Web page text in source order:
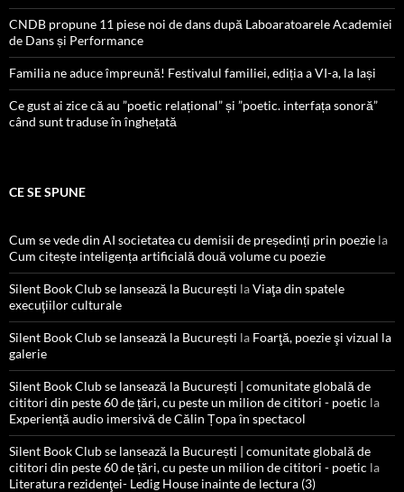
CNDB propune 11 piese noi de dans după Laboaratoarele Academiei
de Dans și Performance
Familia ne aduce împreună! Festivalul familiei, ediția a VI-a, la Iași
Ce gust ai zice că au ”poetic relațional” și ”poetic. interfața sonoră”
când sunt traduse în înghețată
CE SE SPUNE
Cum se vede din AI societatea cu demisii de președinți prin poezie la
Cum citește inteligența artificială două volume cu poezie
Silent Book Club se lansează la București laViaţa din spatele
execuţiilor culturale
Silent Book Club se lansează la București la Foarţă, poezie şi vizual la
galerie
Silent Book Club se lansează la București | comunitate globală de
cititori din peste 60 de țări, cu peste un milion de cititori - poetic la
Experiență audio imersivă de Călin Țopa în spectacol
Silent Book Club se lansează la București | comunitate globală de
cititori din peste 60 de țări, cu peste un milion de cititori - poetic la
Literatura rezidenţei- Ledig House inainte de lectura (3)